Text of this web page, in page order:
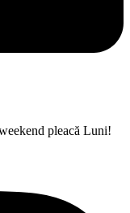
pleacă Luni!